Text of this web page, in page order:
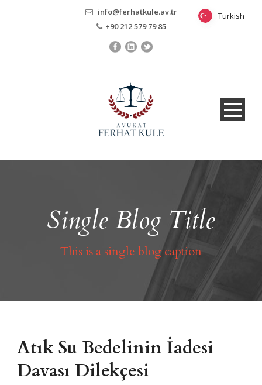
info@ferhatkule.av.tr
+90 212 579 79 85
Single Blog Title
This is a single blog caption
Atık Su Bedelinin İadesi
Davası Dilekçesi
Turkish
Turkish